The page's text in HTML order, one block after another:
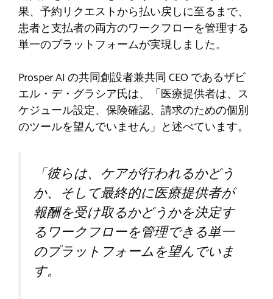
果、予約リクエストから払い戻しに至るまで、
患者と支払者の両方のワークフローを管理する
単一のプラットフォームが実現しました。
Prosper AI の共同創設者兼共同 CEO であるザビ
エル・デ・グラシア氏は、「医療提供者は、ス
ケジュール設定、保険確認、請求のための個別
のツールを望んでいません」と述べています。
「彼らは、ケアが行われるかどう
か、そして最終的に医療提供者が
報酬を受け取るかどうかを決定す
るワークフローを管理できる単一
のプラットフォームを望んでいま
す。